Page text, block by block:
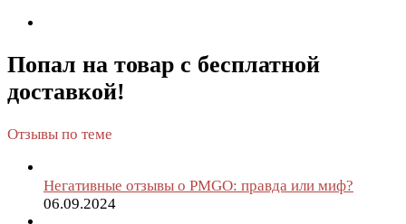
Попал на товар с бесплатной
доставкой!
Отзывы по теме
Негативные отзывы о PMGO: правда или миф?
06.09.2024